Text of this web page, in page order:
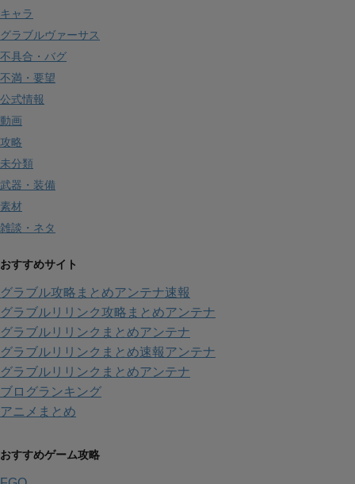
キャラ
グラブルヴァーサス
不具合・バグ
不満・要望
公式情報
動画
攻略
未分類
武器・装備
素材
雑談・ネタ
おすすめサイト
グラブル攻略まとめアンテナ速報
グラブルリリンク攻略まとめアンテナ
グラブルリリンクまとめアンテナ
グラブルリリンクまとめ速報アンテナ
グラブルリリンクまとめアンテナ
ブログランキング
アニメまとめ
おすすめゲーム攻略